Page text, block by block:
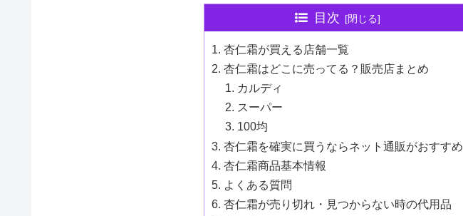
目次
杏仁霜が買える店舗一覧
杏仁霜はどこに売ってる？販売店まとめ
カルディ
スーパー
100均
杏仁霜を確実に買うならネット通販がおすすめ
杏仁霜商品基本情報
よくある質問
杏仁霜が売り切れ・見つからない時の代用品